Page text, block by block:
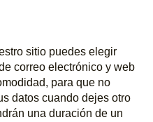
sitio puedes elegir
correo electrónico y web
para que no
datos cuando dejes otro
una duración de un